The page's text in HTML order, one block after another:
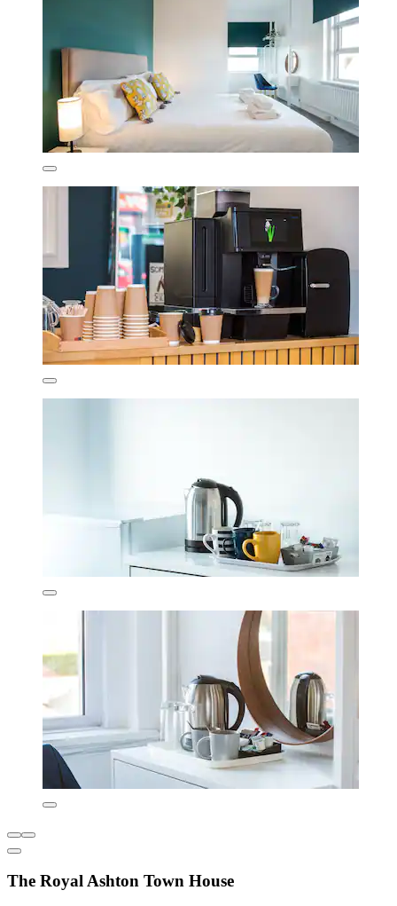
The Royal Ashton Town House